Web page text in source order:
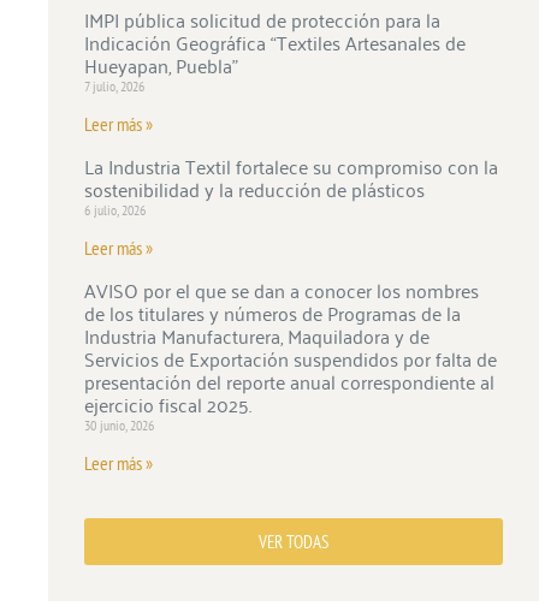
IMPI pública solicitud de protección para la
Indicación Geográfica “Textiles Artesanales de
Hueyapan, Puebla”
7 julio, 2026
Leer más »
La Industria Textil fortalece su compromiso con la
sostenibilidad y la reducción de plásticos
6 julio, 2026
Leer más »
AVISO por el que se dan a conocer los nombres
de los titulares y números de Programas de la
Industria Manufacturera, Maquiladora y de
Servicios de Exportación suspendidos por falta de
presentación del reporte anual correspondiente al
ejercicio fiscal 2025.
30 junio, 2026
Leer más »
VER TODAS